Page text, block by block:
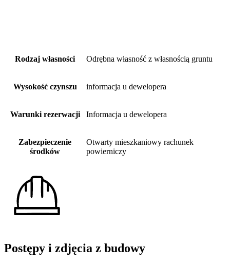
Rodzaj własności Odrębna własność z własnością gruntu
Wysokość czynszu informacja u dewelopera
Warunki rezerwacji Informacja u dewelopera
Zabezpieczenie
środków
Otwarty mieszkaniowy rachunek
powierniczy
Postępy i zdjęcia z budowy